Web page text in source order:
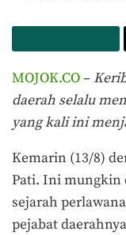
MOJOK.CO–
daerah selalu
yang kali ini
Kemarin (13/8)
Pati. Ini mungkin
sejarah
pejabat